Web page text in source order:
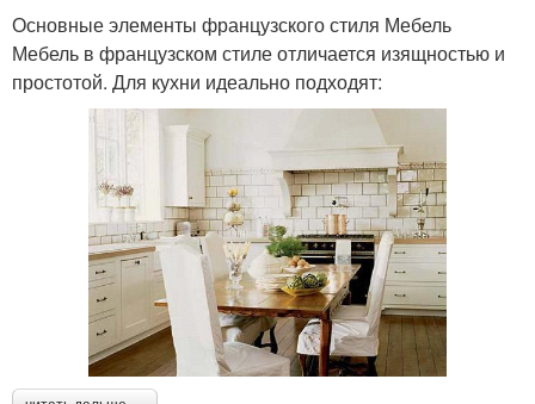
Основные элементы французского стиля Мебель
Мебель в французском стиле отличается изящностью и
простотой. Для кухни идеально подходят: